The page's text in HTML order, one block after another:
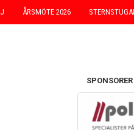
ÅRSMÖTE 2026
SPONSORER